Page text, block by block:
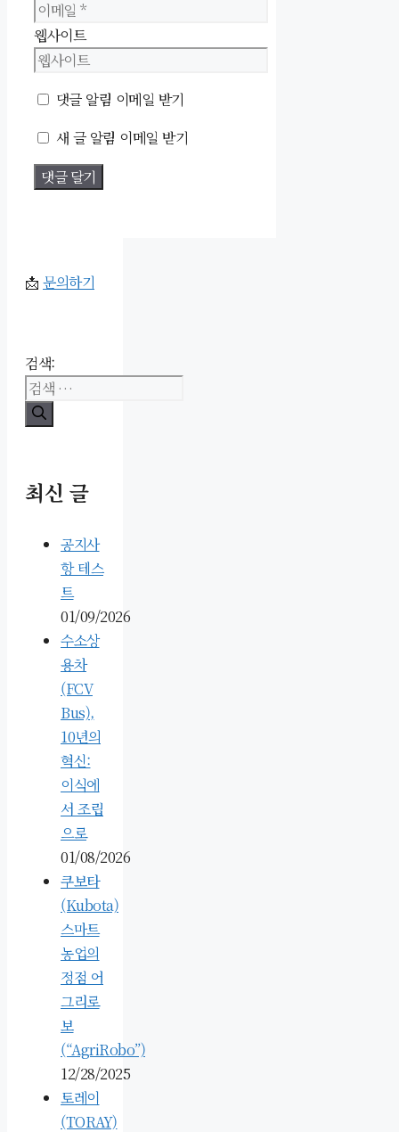
웹사이트
댓글 알림 이메일 받기
새 글 알림 이메일 받기
📩 문의하기
검색:
최신 글
공지사
항 테스
트
01/09/2026
수소상
용차
(FCV
Bus),
10년의
혁신:
이식에
서 조립
으로
01/08/2026
쿠보타
(Kubota)
스마트
농업의
정점 어
그리로
보
(“AgriRobo”)
12/28/2025
토레이
(TORAY)